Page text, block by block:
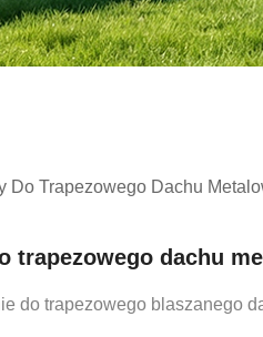
Do Trapezowego Dachu
trapezowego dachu
do trapezowego blaszanego